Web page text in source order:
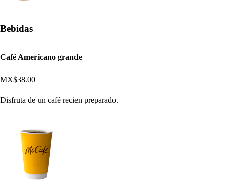
Bebidas
Café Americano grande
MX$38.00
Disfruta de un café recien preparado.